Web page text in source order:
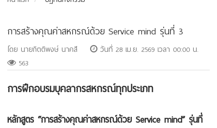
การสร้างคุณค่าสหกรณ์ด้วย Service mind รุ่นที่ 3
โดย นายกิตติพงษ์ นาคสี
วันที่ 28 เม.ย. 2569 เวลา 00:00 น.
563
การฝึกอบรมบุคลากรสหกรณ์ทุกประเภท
หลักสูตร “การสร้างคุณค่าสหกรณ์ด้วย Service mind” รุ่นที่